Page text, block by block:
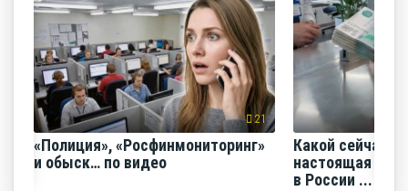
21
«Полиция», «Росфинмониторинг»
и обыск… по видео
Какой сейчас
настоящая
в России ...